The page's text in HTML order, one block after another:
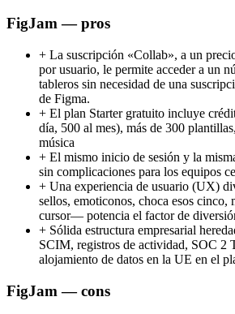
FigJam — pros
+ La suscripción «Collab», a un
por usuario, le permite acceder a un
tableros sin necesidad de una
de Figma.
+ El plan Starter gratuito incluye
día, 500 al mes), más de 300
música
+ El mismo inicio de sesión y la
sin complicaciones para los equipos
+ Una experiencia de usuario (UX)
sellos, emoticonos, choca esos cinco,
cursor— potencia el factor de
+ Sólida estructura empresarial
SCIM, registros de actividad, SOC 2
alojamiento de datos en la UE en el
FigJam — cons